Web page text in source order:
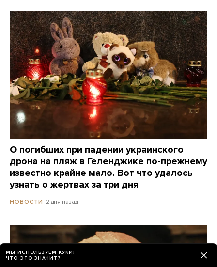
О погибших при падении украинского
дрона на пляж в Геленджике по-прежнему
известно крайне мало. Вот что удалось
узнать о жертвах за три дня
НОВОСТИ 2 дня назад
МЫ ИСПОЛЬЗУЕМ КУКИ!
ЧТО ЭТО ЗНАЧИТ?